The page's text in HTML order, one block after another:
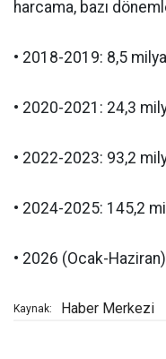
harcama, bazı
• 2018-2019: 8,5
• 2020-2021: 24,3
• 2022-2023: 93,2
• 2024-2025: 145,2
• 2026 (Ocak-
Kaynak: Haber Merkezi